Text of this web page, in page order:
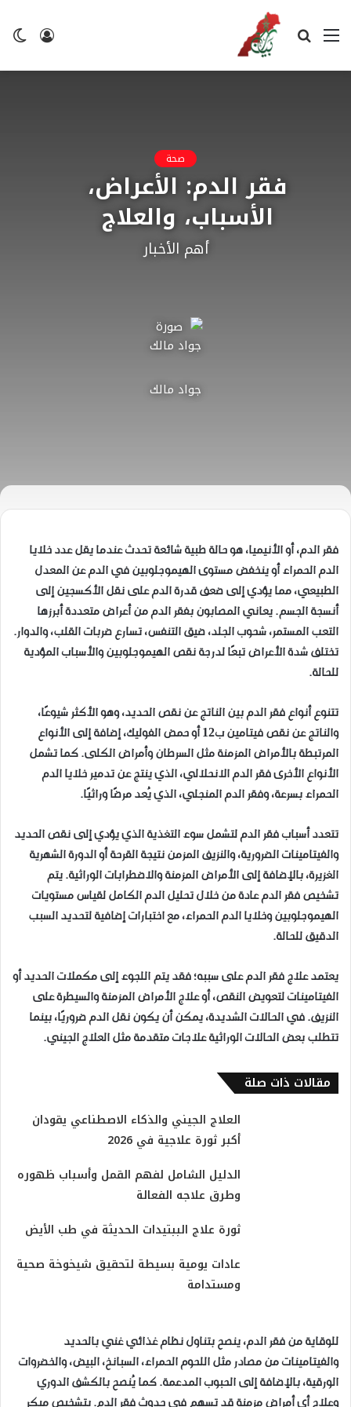
تسجيل
القائمة بحث
صحة
فقر الدم: الأعراض،
الأسباب، والعلاج
أهم الأخبار
جواد مالك
فقر الدم، أو الأنيميا، هو حالة طبية شائعة تحدث عندما يقل عدد خلايا
الدم الحمراء أو ينخفض مستوى الهيموجلوبين في الدم عن المعدل
الطبيعي، مما يؤدي إلى ضعف قدرة الدم على نقل الأكسجين إلى
أنسجة الجسم. يعاني المصابون بفقر الدم من أعراض متعددة أبرزها
التعب المستمر، شحوب الجلد، ضيق التنفس، تسارع ضربات القلب، والدوار.
تختلف شدة الأعراض تبعًا لدرجة نقص الهيموجلوبين والأسباب المؤدية
للحالة.
تتنوع أنواع فقر الدم بين الناتج عن نقص الحديد، وهو الأكثر شيوعًا،
والناتج عن نقص فيتامين ب12 أو حمض الفوليك، إضافة إلى الأنواع
المرتبطة بالأمراض المزمنة مثل السرطان وأمراض الكلى. كما تشمل
الأنواع الأخرى فقر الدم الانحلالي، الذي ينتج عن تدمير خلايا الدم
الحمراء بسرعة، وفقر الدم المنجلي، الذي يُعد مرضًا وراثيًا.
تتعدد أسباب فقر الدم لتشمل سوء التغذية الذي يؤدي إلى نقص الحديد
والفيتامينات الضرورية، والنزيف المزمن نتيجة القرحة أو الدورة الشهرية
الغزيرة، بالإضافة إلى الأمراض المزمنة والاضطرابات الوراثية. يتم
تشخيص فقر الدم عادة من خلال تحليل الدم الكامل لقياس مستويات
الهيموجلوبين وخلايا الدم الحمراء، مع اختبارات إضافية لتحديد السبب
الدقيق للحالة.
يعتمد علاج فقر الدم على سببه؛ فقد يتم اللجوء إلى مكملات الحديد أو
الفيتامينات لتعويض النقص، أو علاج الأمراض المزمنة والسيطرة على
النزيف. في الحالات الشديدة، يمكن أن يكون نقل الدم ضروريًا، بينما
تتطلب بعض الحالات الوراثية علاجات متقدمة مثل العلاج الجيني.
مقالات ذات صلة
العلاج الجيني والذكاء الاصطناعي يقودان
أكبر ثورة علاجية في 2026
​الدليل الشامل لفهم القمل وأسباب ظهوره
وطرق علاجه الفعالة
ثورة علاج الببتيدات الحديثة في طب الأيض
عادات يومية بسيطة لتحقيق شيخوخة صحية
ومستدامة
للوقاية من فقر الدم، ينصح بتناول نظام غذائي غني بالحديد
والفيتامينات من مصادر مثل اللحوم الحمراء، السبانخ، البيض، والخضروات
الورقية، بالإضافة إلى الحبوب المدعمة. كما يُنصح بالكشف الدوري
وعلاج أي أمراض مزمنة قد تسهم في حدوث فقر الدم. بتشخيص مبكر